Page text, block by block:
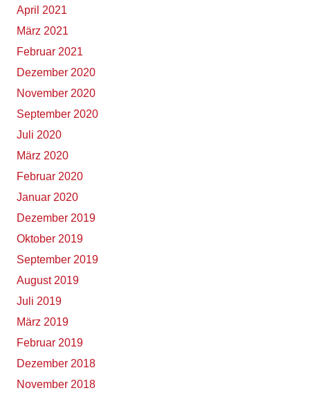
April 2021
März 2021
Februar 2021
Dezember 2020
November 2020
September 2020
Juli 2020
März 2020
Februar 2020
Januar 2020
Dezember 2019
Oktober 2019
September 2019
August 2019
Juli 2019
März 2019
Februar 2019
Dezember 2018
November 2018